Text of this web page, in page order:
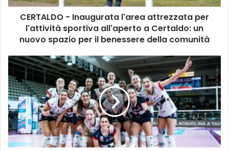
-
g
r
a
t
a
l
'
a
CERTALDO - Inaugurata l'area attrezzata per
l'attività sportiva all'aperto a Certaldo: un
nuovo spazio per il benessere della comunità
L
R
e
a
l
e
M
u